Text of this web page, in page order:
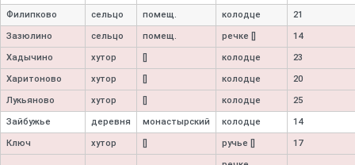
Филипково сельцо помещ. колодце 21
Зазюлино сельцо помещ. речке [] 14
Хадычино хутор колодце 23
Харитоново хутор колодце 20
Лукьяново хутор колодце 25
Зайбужье деревня монастырский колодце 14
Ключ хутор ручье [] 17